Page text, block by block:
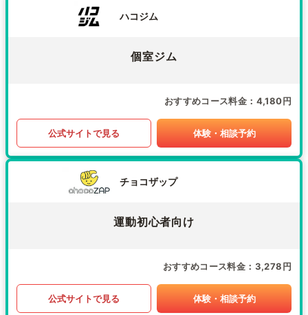
ハコジム
個室ジム
おすすめコース料金 4,180円
公式サイトで見る 体験・相談予約
チョコザップ
運動初心者向け
おすすめコース料金 3,278円
公式サイトで見る 体験・相談予約